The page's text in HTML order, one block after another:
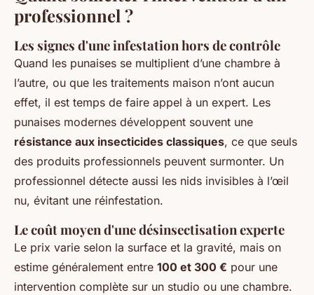
professionnel ?
Les signes d'une infestation hors de contrôle
Quand les punaises se multiplient d’une chambre à
l’autre, ou que les traitements maison n’ont aucun
effet, il est temps de faire appel à un expert. Les
punaises modernes développent souvent une
résistance aux insecticides classiques, ce que seuls
des produits professionnels peuvent surmonter. Un
professionnel détecte aussi les nids invisibles à l’œil
nu, évitant une réinfestation.
Le coût moyen d'une désinsectisation experte
Le prix varie selon la surface et la gravité, mais on
estime généralement entre 100 et 300 € pour une
intervention complète sur un studio ou une chambre.